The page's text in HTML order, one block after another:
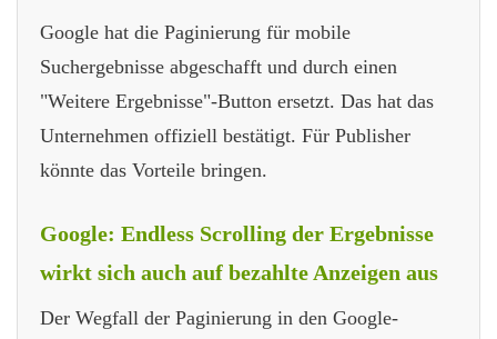
Google hat die Paginierung für mobile
Suchergebnisse abgeschafft und durch einen
"Weitere Ergebnisse"-Button ersetzt. Das hat das
Unternehmen offiziell bestätigt. Für Publisher
könnte das Vorteile bringen.
Google: Endless Scrolling der Ergebnisse
wirkt sich auch auf bezahlte Anzeigen aus
Der Wegfall der Paginierung in den Google-